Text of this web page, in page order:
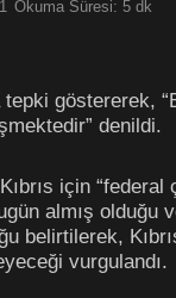
Okuma Süresi: 5 dk
denildi.
için “federal
almış
belirtilerek,
vurgulandı.